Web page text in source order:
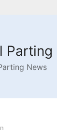
Parting
News